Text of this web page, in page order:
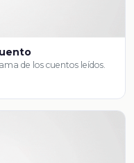
de los cuentos leídos.